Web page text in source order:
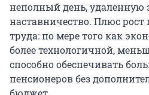
неполный день, удаленную
наставничество. Плюс рост
труда: по мере того как
более технологичной,
способно обеспечивать
пенсионеров без